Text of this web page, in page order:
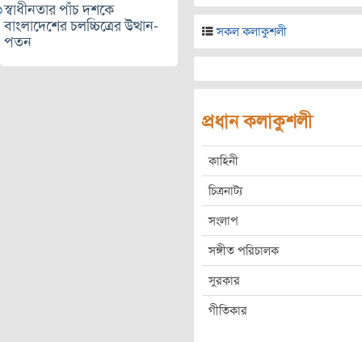
স্বাধীনতার পাঁচ দশকে
বাংলাদেশের চলচ্চিত্রের উত্থান-
পতন
সকল কলাকুশলী
প্রধান কলাকুশলী
কাহিনী
চিত্রনাট্য
সংলাপ
সঙ্গীত পরিচালক
সুরকার
গীতিকার